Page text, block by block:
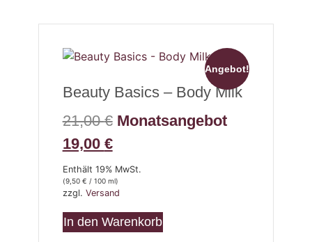
Angebot!
Beauty Basics – Body Milk
21,00€ Monatsangebot
19,00 €
Enthält 19% MwSt.
(9,50 € / 100 ml)
zzgl. Versand
In den Warenkorb